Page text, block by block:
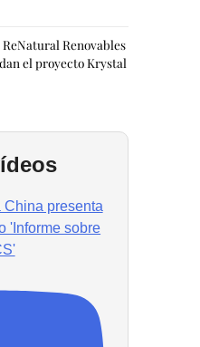
ReNatural Renovables
el proyecto Krystal
China presenta
'Informe sobre